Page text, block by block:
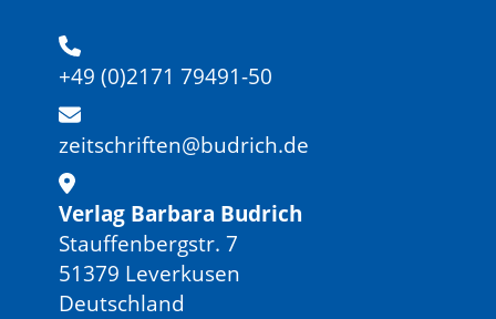
+49 (0)2171 79491-50
zeitschriften@budrich.de
Verlag Barbara Budrich
Stauffenbergstr. 7
51379 Leverkusen
Deutschland